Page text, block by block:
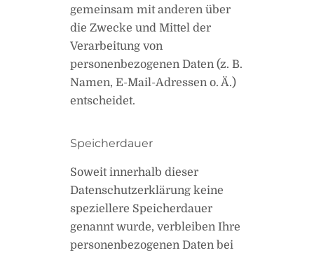
gemeinsam mit anderen über
die Zwecke und Mittel der
Verarbeitung von
personenbezogenen Daten (z. B.
Namen, E-Mail-Adressen o. Ä.)
entscheidet.
Speicherdauer
Soweit innerhalb dieser
Datenschutzerklärung keine
speziellere Speicherdauer
genannt wurde, verbleiben Ihre
personenbezogenen Daten bei